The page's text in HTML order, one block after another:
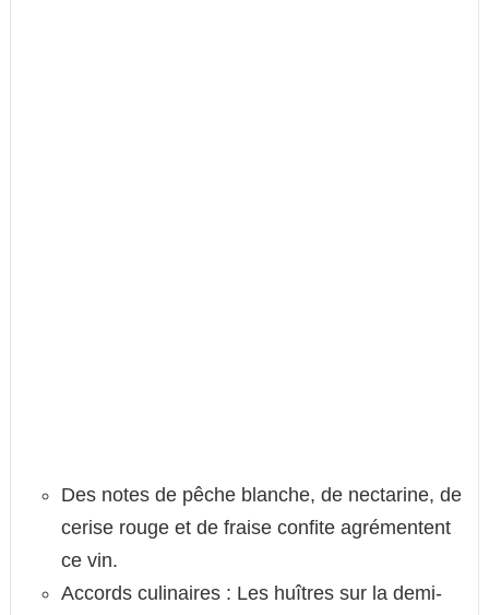
Des notes de pêche blanche, de nectarine, de
cerise rouge et de fraise confite agrémentent
ce vin.
Accords culinaires : Les huîtres sur la demi-